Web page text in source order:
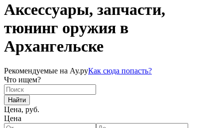
Аксессуары, запчасти,
тюнинг оружия в
Архангельске
Рекомендуемые на Ау.руКак сюда попасть?
Что ищем?
Найти
Цена, руб.
Цена